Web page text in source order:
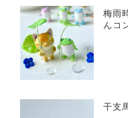
梅雨
んコ
干支